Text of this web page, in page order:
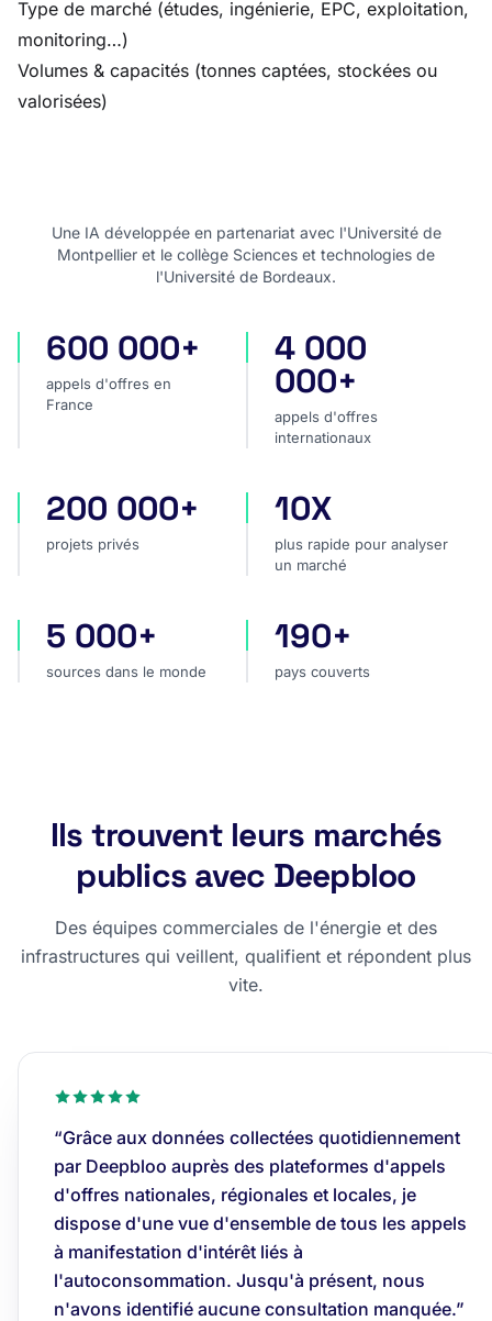
Type de marché (études, ingénierie, EPC, exploitation,
monitoring…)
Volumes & capacités (tonnes captées, stockées ou
valorisées)
Une IA développée en partenariat avec l'Université de
Montpellier et le collège Sciences et technologies de
l'Université de Bordeaux.
appels d'offres en France
600 000+
appels d'offres en
France
appels d'offres
4 000
000+
appels d'offres
internationaux
projets privés
200 000+
projets privés
plus rapide pour analyser
10X
plus rapide pour analyser
un marché
sources dans le monde
5 000+
sources dans le monde
pays couverts
190+
pays couverts
Ils trouvent leurs marchés
publics avec Deepbloo
Des équipes commerciales de l'énergie et des
infrastructures qui veillent, qualifient et répondent plus
vite.
“Grâce aux données collectées quotidiennement
par Deepbloo auprès des plateformes d'appels
d'offres nationales, régionales et locales, je
dispose d'une vue d'ensemble de tous les appels
à manifestation d'intérêt liés à
l'autoconsommation. Jusqu'à présent, nous
n'avons identifié aucune consultation manquée.”